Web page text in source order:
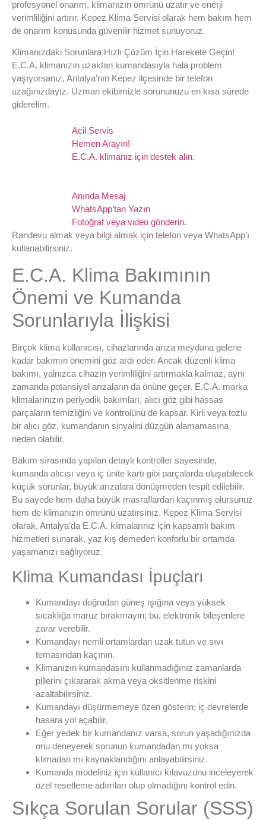
profesyonel onarım, klimanızın ömrünü uzatır ve enerji
verimliliğini artırır. Kepez Klima Servisi olarak hem bakım hem
de onarım konusunda güvenilir hizmet sunuyoruz.
Klimanızdaki Sorunlara Hızlı Çözüm İçin Harekete Geçin!
E.C.A. klimanızın uzaktan kumandasıyla hala problem
yaşıyorsanız, Antalya’nın Kepez ilçesinde bir telefon
uzağınızdayız. Uzman ekibimizle sorununuzu en kısa sürede
giderelim.
Acil Servis
Hemen Arayın!
E.C.A. klimanız için destek alın.
Anında Mesaj
WhatsApp’tan Yazın
Fotoğraf veya video gönderin.
Randevu almak veya bilgi almak için telefon veya WhatsApp’ı
kullanabilirsiniz.
E.C.A. Klima Bakımının
Önemi ve Kumanda
Sorunlarıyla İlişkisi
Birçok klima kullanıcısı, cihazlarında arıza meydana gelene
kadar bakımın önemini göz ardı eder. Ancak düzenli klima
bakımı, yalnızca cihazın verimliliğini artırmakla kalmaz, aynı
zamanda potansiyel arızaların da önüne geçer. E.C.A. marka
klimalarınızın periyodik bakımları, alıcı göz gibi hassas
parçaların temizliğini ve kontrolünü de kapsar. Kirli veya tozlu
bir alıcı göz, kumandanın sinyalini düzgün alamamasına
neden olabilir.
Bakım sırasında yapılan detaylı kontroller sayesinde,
kumanda alıcısı veya iç ünite kartı gibi parçalarda oluşabilecek
küçük sorunlar, büyük arızalara dönüşmeden tespit edilebilir.
Bu sayede hem daha büyük masraflardan kaçınmış olursunuz
hem de klimanızın ömrünü uzatırsınız. Kepez Klima Servisi
olarak, Antalya’da E.C.A. klimalarınız için kapsamlı bakım
hizmetleri sunarak, yaz kış demeden konforlu bir ortamda
yaşamanızı sağlıyoruz.
Klima Kumandası İpuçları
Kumandayı doğrudan güneş ışığına veya yüksek
sıcaklığa maruz bırakmayın; bu, elektronik bileşenlere
zarar verebilir.
Kumandayı nemli ortamlardan uzak tutun ve sıvı
temasından kaçının.
Klimanızın kumandasını kullanmadığınız zamanlarda
pillerini çıkararak akma veya oksitlenme riskini
azaltabilirsiniz.
Kumandayı düşürmemeye özen gösterin; iç devrelerde
hasara yol açabilir.
Eğer yedek bir kumandanız varsa, sorun yaşadığınızda
onu deneyerek sorunun kumandadan mı yoksa
klimadan mı kaynaklandığını anlayabilirsiniz.
Kumanda modeliniz için kullanıcı kılavuzunu inceleyerek
özel resetleme adımları olup olmadığını kontrol edin.
Sıkça Sorulan Sorular (SSS)